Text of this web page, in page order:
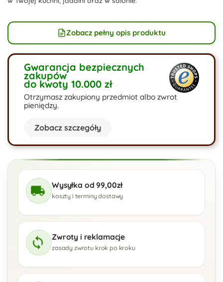
Zobacz pełny opis produktu
Gwarancja bezpiecznych
zakupów
do kwoty 10.000 zł
Otrzymasz zakupiony przedmiot albo zwrot
pieniędzy.
Zobacz szczegóły
Wysyłka od 99,00zł
koszty i terminy dostawy
Zwroty i reklamacje
zasady zwrotu krok po kroku